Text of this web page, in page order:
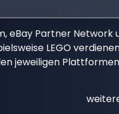
eBay Partner Network
LEGO
jeweiligen